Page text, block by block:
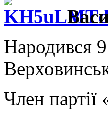
Народився 9
Член